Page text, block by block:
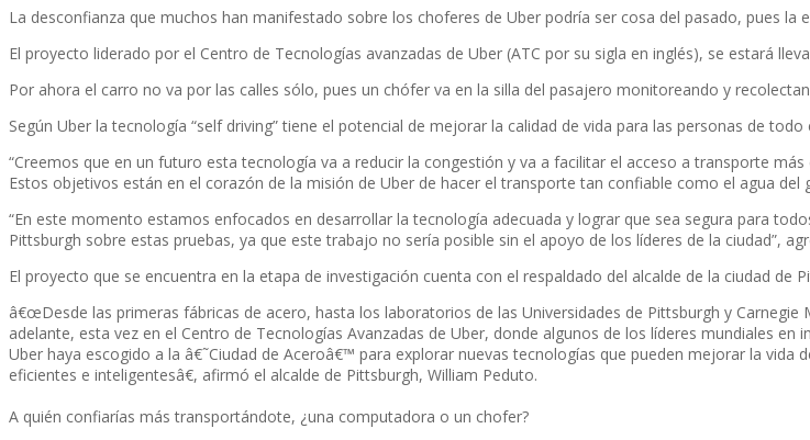
La desconfianza que muchos han manifestado sobre los choferes de Uber podrí­a ser cosa del pasado, pues
El proyecto liderado por el Centro de Tecnologí­as avanzadas de Uber (ATC por su sigla en inglés), se estará
Por ahora el carro no va por las calles sólo, pues un chófer va en la silla del pasajero monitoreando y
Según Uber la tecnologí­a “self driving” tiene el potencial de mejorar la calidad de vida para las personas de todo
“Creemos que en un futuro esta tecnologí­a va a reducir la congestión y va a facilitar el acceso a transporte
Estos objetivos están en el corazón de la misión de Uber de hacer el transporte tan confiable como el agua
“En este momento estamos enfocados en desarrollar la tecnologí­a adecuada y lograr que sea segura para
Pittsburgh sobre estas pruebas, ya que este trabajo no serí­a posible sin el apoyo de los lí­deres de la ciudad”,
El proyecto que se encuentra en la etapa de investigación cuenta con el respaldado del alcalde de la ciudad de
â€œDesde las primeras fábricas de acero, hasta los laboratorios de las Universidades de Pittsburgh y
adelante, esta vez en el Centro de Tecnologí­as Avanzadas de Uber, donde algunos de los lí­deres mundiales
Uber haya escogido a la â€˜Ciudad de Aceroâ€™ para explorar nuevas tecnologí­as que pueden mejorar la
eficientes e inteligentesâ€, afirmó el alcalde de Pittsburgh, William Peduto.
A quién confiarí­as más transportándote, ¿una computadora o un chofer?